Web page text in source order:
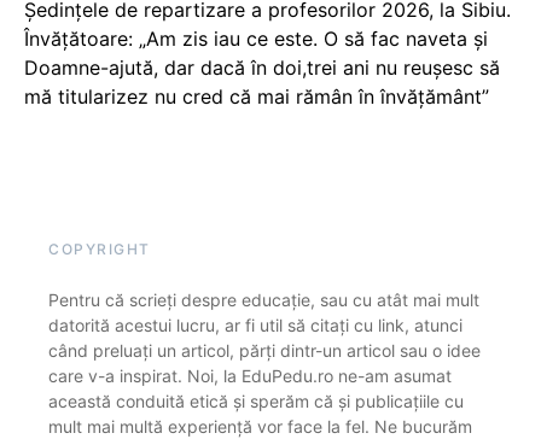
Ședințele de repartizare a profesorilor 2026, la Sibiu.
Învățătoare: „Am zis iau ce este. O să fac naveta și
Doamne-ajută, dar dacă în doi,trei ani nu reușesc să
mă titularizez nu cred că mai rămân în învățământ”
COPYRIGHT
Pentru că scrieți despre educație, sau cu atât mai mult
datorită acestui lucru, ar fi util să citați cu link, atunci
când preluați un articol, părți dintr-un articol sau o idee
care v-a inspirat. Noi, la EduPedu.ro ne-am asumat
această conduită etică și sperăm că și publicațiile cu
mult mai multă experiență vor face la fel. Ne bucurăm